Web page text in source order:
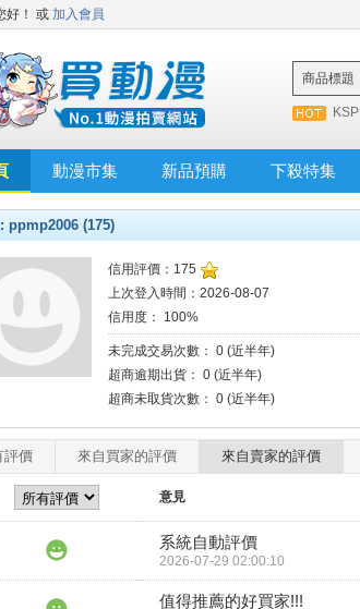
好！ 或 加入會員
商品標題
KSP
動漫市集 新品預購 下殺特集
ppmp2006 (175)
信用評價：175
上次登入時間：2026-08-07
信用度： 100%
未完成交易次數： 0 (近半年)
超商逾期出貨： 0 (近半年)
超商未取貨次數： 0 (近半年)
評價 來自買家的評價 來自賣家的評價
意見
系統自動評價
2026-07-29 02:00:10
值得推薦的好買家!!!